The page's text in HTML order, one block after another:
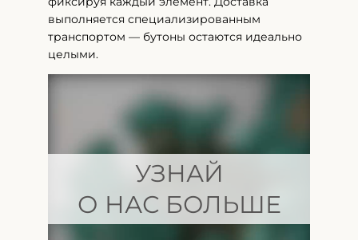
выполняется специализированным
транспортом — бутоны остаются идеально
целыми.
УЗНАЙ
О НАС БОЛЬШЕ